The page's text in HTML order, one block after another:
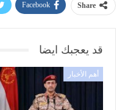
Share
Facebook
قد يعجبك ايضا
أهم الأخبار